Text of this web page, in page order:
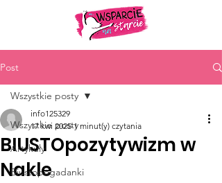
Post
Wszystkie posty
Artykuły
Biustopogadanki
Wszystkie posty
BIUSTOpozytywizm w
Nakle
info125329
17 kwi 2025 1 minut(y) czytania